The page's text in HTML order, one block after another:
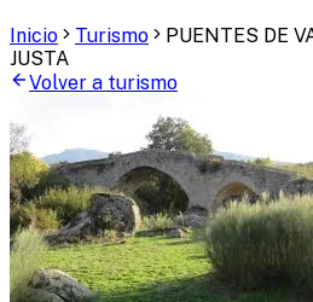
Inicio Turismo
PUENTES DE
JUSTA
Volver a turismo